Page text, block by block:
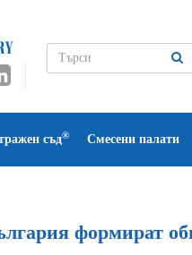
съд® Смесени палати
формират